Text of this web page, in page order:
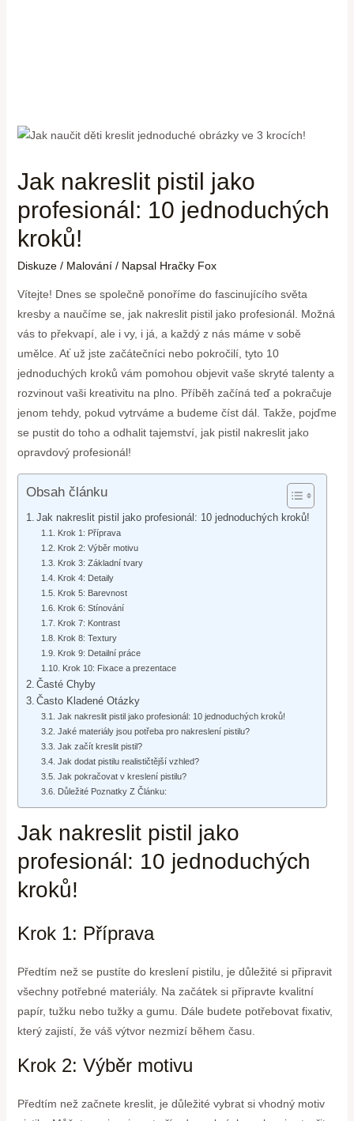
Jak nakreslit pistil jako
profesionál: 10 jednoduchých
kroků!
Diskuze / Malování/ Napsal Hračky Fox
Vítejte! Dnes se společně ponoříme do fascinujícího světa
kresby a naučíme se, jak nakreslit pistil jako profesionál. Možná
vás to překvapí, ale i vy, i já, a každý z nás máme v sobě
umělce. Ať už jste začátečníci nebo pokročilí, tyto 10
jednoduchých kroků vám pomohou objevit vaše skryté talenty a
rozvinout vaši kreativitu na plno. Příběh začíná teď a pokračuje
jenom tehdy, pokud vytrváme a budeme číst dál. Takže, pojďme
se pustit do toho a odhalit tajemství, jak pistil nakreslit jako
opravdový profesionál!
Obsah článku
Jak nakreslit pistil jako profesionál: 10 jednoduchých kroků!
Krok 1: Příprava
Krok 2: Výběr motivu
Krok 3: Základní tvary
Krok 4: Detaily
Krok 5: Barevnost
Krok 6: Stínování
Krok 7: Kontrast
Krok 8: Textury
Krok 9: Detailní práce
Krok 10: Fixace a prezentace
Časté Chyby
Často Kladené Otázky
Jak nakreslit pistil jako profesionál: 10 jednoduchých kroků!
Jaké materiály jsou potřeba pro nakreslení pistilu?
Jak začít kreslit pistil?
Jak dodat pistilu realističtější vzhled?
Jak pokračovat v kreslení pistilu?
Důležité Poznatky Z Článku:
Jak nakreslit pistil jako
profesionál: 10 jednoduchých
kroků!
Krok 1: Příprava
Předtím než se pustíte do kreslení pistilu, je důležité si připravit
všechny potřebné materiály. Na začátek si připravte kvalitní
papír, tužku nebo tužky a gumu. Dále budete potřebovat fixativ,
který zajistí, že váš výtvor nezmizí během času.
Krok 2: Výběr motivu
Předtím než začnete kreslit, je důležité vybrat si vhodný motiv